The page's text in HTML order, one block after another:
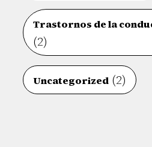
Trastornos de la
(2)
Uncategorized (2)